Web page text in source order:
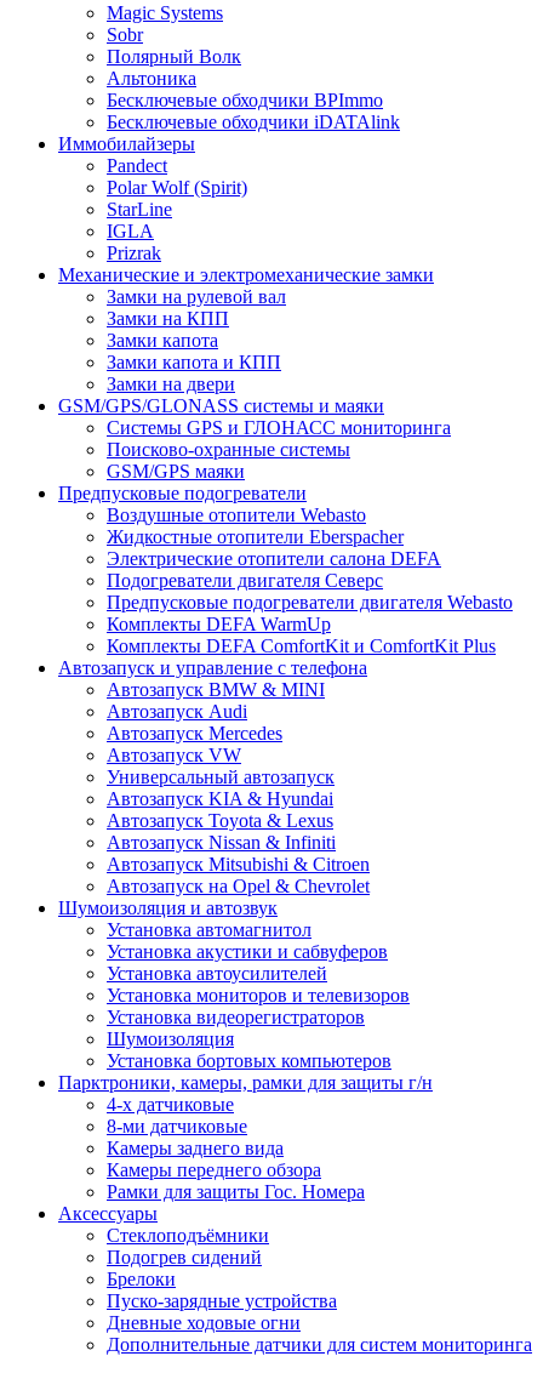
Magic Systems
Sobr
Полярный Волк
Альтоника
Бесключевые обходчики BPImmo
Бесключевые обходчики iDATAlink
Иммобилайзеры
Pandect
Polar Wolf (Spirit)
StarLine
IGLA
Prizrak
Механические и электромеханические замки
Замки на рулевой вал
Замки на КПП
Замки капота
Замки капота и КПП
Замки на двери
GSM/GPS/GLONASS системы и маяки
Системы GPS и ГЛОНАСС мониторинга
Поисково-охранные системы
GSM/GPS маяки
Предпусковые подогреватели
Воздушные отопители Webasto
Жидкостные отопители Eberspacher
Электрические отопители салона DEFA
Подогреватели двигателя Северс
Предпусковые подогреватели двигателя Webasto
Комплекты DEFA WarmUp
Комплекты DEFA ComfortKit и ComfortKit Plus
Автозапуск и управление с телефона
Автозапуск BMW & MINI
Автозапуск Audi
Автозапуск Mercedes
Автозапуск VW
Универсальный автозапуск
Автозапуск KIA & Hyundai
Автозапуск Toyota & Lexus
Автозапуск Nissan & Infiniti
Автозапуск Mitsubishi & Citroen
Автозапуск на Opel & Chevrolet
Шумоизоляция и автозвук
Установка автомагнитол
Установка акустики и сабвуферов
Установка автоусилителей
Установка мониторов и телевизоров
Установка видеорегистраторов
Шумоизоляция
Установка бортовых компьютеров
Парктроники, камеры, рамки для защиты г/н
4-х датчиковые
8-ми датчиковые
Камеры заднего вида
Камеры переднего обзора
Рамки для защиты Гос. Номера
Аксессуары
Стеклоподъёмники
Подогрев сидений
Брелоки
Пуско-зарядные устройства
Дневные ходовые огни
Дополнительные датчики для систем мониторинга